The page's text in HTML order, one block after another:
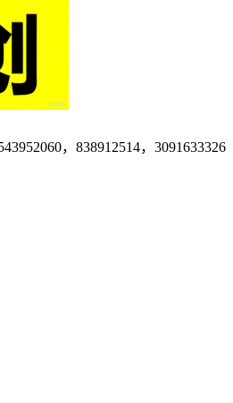
，838912514，3091633326